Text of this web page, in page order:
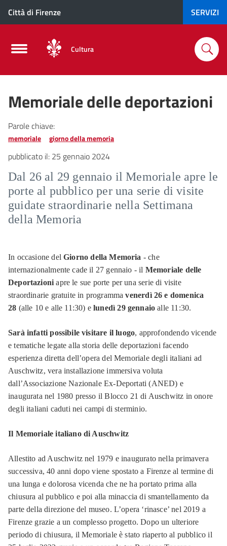
Città di Firenze SERVIZI
Cultura
Memoriale delle deportazioni
Parole chiave:
memoriale giorno della memoria
pubblicato il: 25 gennaio 2024
Dal 26 al 29 gennaio il Memoriale apre le
porte al pubblico per una serie di visite
guidate straordinarie nella Settimana
della Memoria
In occasione delGiorno della Memoria - che
internazionalmente cade il 27 gennaio - il Memoriale delle
Deportazioni apre le sue porte per una serie di visite
straordinarie gratuite in programmavenerdì 26 e domenica
28 (alle 10 e alle 11:30) elunedì 29 gennaio alle 11:30.
Sarà infatti possibile visitare il luogo, approfondendo vicende
e tematiche legate alla storia delle deportazioni facendo
esperienza diretta dell’opera del Memoriale degli italiani ad
Auschwitz, vera installazione immersiva voluta
dall’Associazione Nazionale Ex-Deportati (ANED) e
inaugurata nel 1980 presso il Blocco 21 di Auschwitz in onore
degli italiani caduti nei campi di sterminio.
Il Memoriale italiano di Auschwitz
Allestito ad Auschwitz nel 1979 e inaugurato nella primavera
successiva, 40 anni dopo viene spostato a Firenze al termine di
una lunga e dolorosa vicenda che ne ha portato prima alla
chiusura al pubblico e poi alla minaccia di smantellamento da
parte della direzione del museo. L’opera ‘rinasce’ nel 2019 a
Firenze grazie a un complesso progetto. Dopo un ulteriore
periodo di chiusura, il Memoriale è stato riaperto al pubblico il